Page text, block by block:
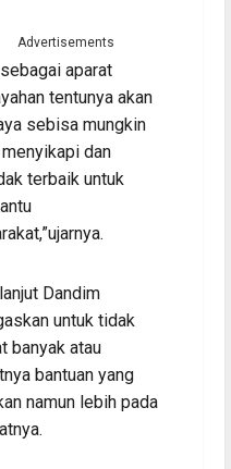
Advertisements
aparat
tentunya akan
sebisa mungkin
dan
terbaik untuk
Dandim
untuk tidak
banyak atau
bantuan yang
namun lebih pada